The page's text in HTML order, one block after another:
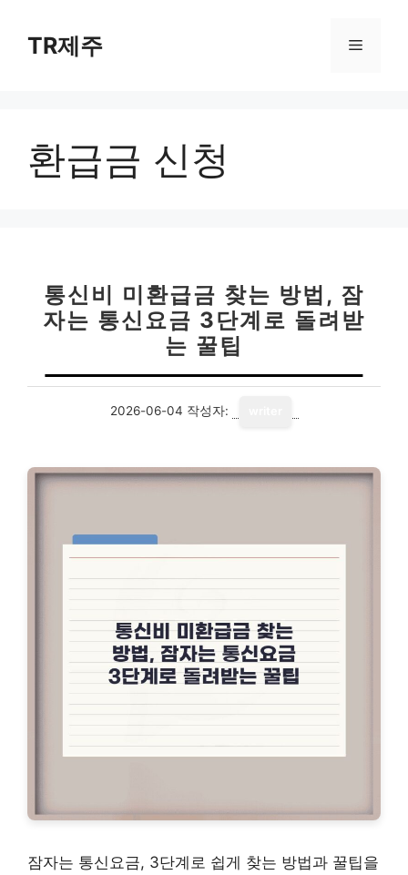
TR제주 메
환급금 신청
통신비 미환급금 찾는 방법, 잠
자는 통신요금 3단계로 돌려받
는 꿀팁
2026-06-04 작성자:
잠자는 통신요금, 3단계로 쉽게 찾는 방법과 꿀팁을